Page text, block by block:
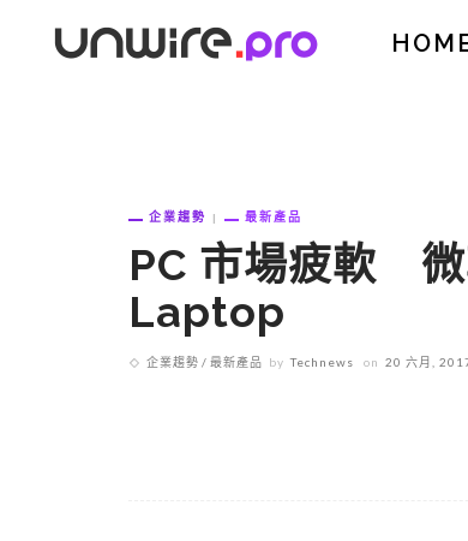
企業趨勢 最新產品
PC 市場疲軟
Laptop
企業趨勢 最新產品 by Technews on 20 六月,